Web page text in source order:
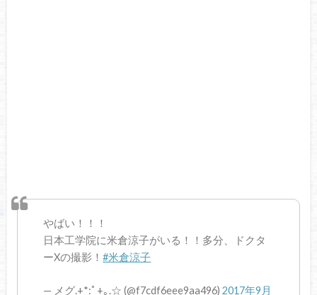
やばい！！！
日本工学院に米倉涼子がいる！！多分、ドクタ
ーXの撮影！#米倉涼子
— メグ.+*:ﾟ+｡.☆ (@f7cdf6eee9aa496)2017年9月